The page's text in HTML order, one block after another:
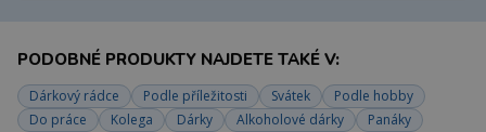
PODOBNÉ PRODUKTY NAJDETE TAKÉ V:
Dárkový rádce Podle příležitosti Svátek
Podle hobby
Do práce
Kolega Dárky Alkoholové dárky Panáky